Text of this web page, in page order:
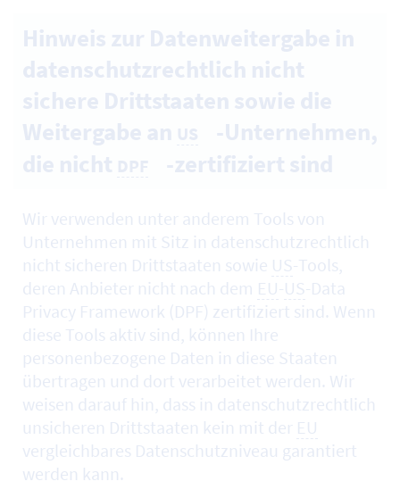
Wir verwenden unter anderem Tools von
Unternehmen mit Sitz in datenschutzrechtlich
nicht sicheren Drittstaaten sowie US-Tools,
deren Anbieter nicht nach dem EU-US-Data
Privacy Framework (DPF) zertifiziert sind. Wenn
diese Tools aktiv sind, können Ihre
personenbezogene Daten in diese Staaten
übertragen und dort verarbeitet werden. Wir
weisen darauf hin, dass in datenschutzrechtlich
unsicheren Drittstaaten kein mit der EU
vergleichbares Datenschutzniveau garantiert
werden kann.